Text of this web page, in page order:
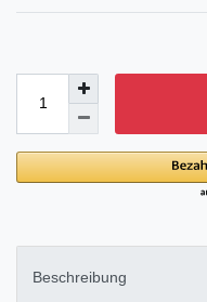
Beschreibung